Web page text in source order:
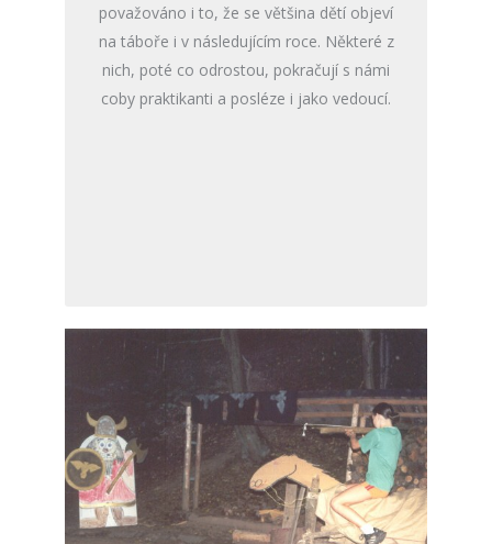
považováno i to, že se většina dětí objeví
na táboře i v následujícím roce. Některé z
nich, poté co odrostou, pokračují s námi
coby praktikanti a posléze i jako vedoucí.